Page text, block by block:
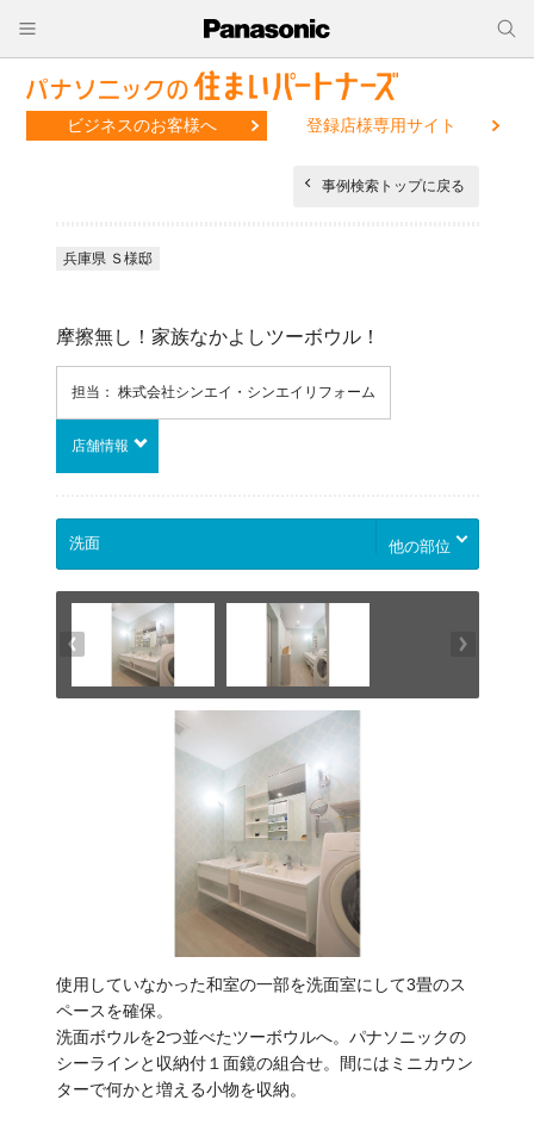
ビジネスのお客様へ 登録店様専用サイト
事例検索トップに戻る
兵庫県 Ｓ様邸
摩擦無し！家族なかよしツーボウル！
担当： 株式会社シンエイ・シンエイリフォーム
店舗情報
他の部位
使用していなかった和室の一部を洗面室にして3畳のス
ペースを確保。
洗面ボウルを2つ並べたツーボウルへ。パナソニックの
シーラインと収納付１面鏡の組合せ。間にはミニカウン
ターで何かと増える小物を収納。